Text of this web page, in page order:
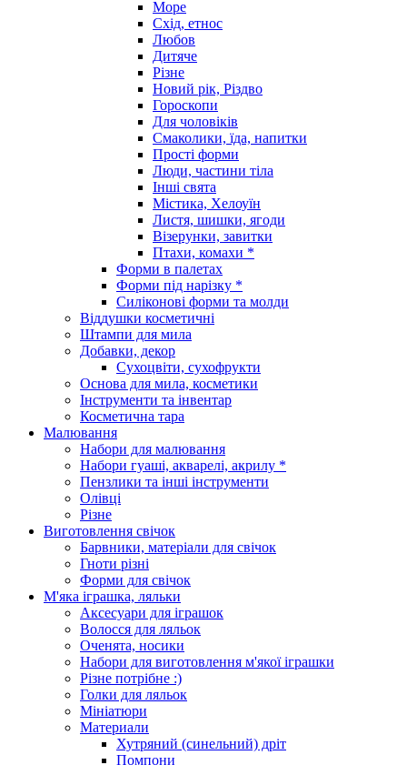
Море
Схід, етнос
Любов
Дитяче
Різне
Новий рік, Різдво
Гороскопи
Для чоловіків
Смаколики, їда, напитки
Прості форми
Люди, частини тіла
Інші свята
Містика, Хелоуїн
Листя, шишки, ягоди
Візерунки, завитки
Птахи, комахи *
Форми в палетах
Форми під нарізку *
Силіконові форми та молди
Віддушки косметичні
Штампи для мила
Добавки, декор
Сухоцвіти, сухофрукти
Основа для мила, косметики
Інструменти та інвентар
Косметична тара
Малювання
Набори для малювання
Набори гуаші, акварелі, акрилу *
Пензлики та інші інструменти
Олівці
Різне
Виготовлення свічок
Барвники, матеріали для свічок
Гноти різні
Форми для свічок
М'яка іграшка, ляльки
Аксесуари для іграшок
Волосся для ляльок
Оченята, носики
Набори для виготовлення м'якої іграшки
Різне потрібне :)
Голки для ляльок
Мініатюри
Материали
Хутряний (синельний) дріт
Помпони